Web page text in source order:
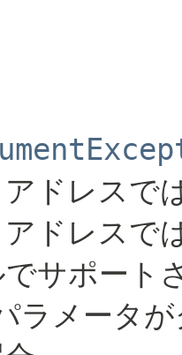
アドレスで
ドレスで
サポート
ラメータ